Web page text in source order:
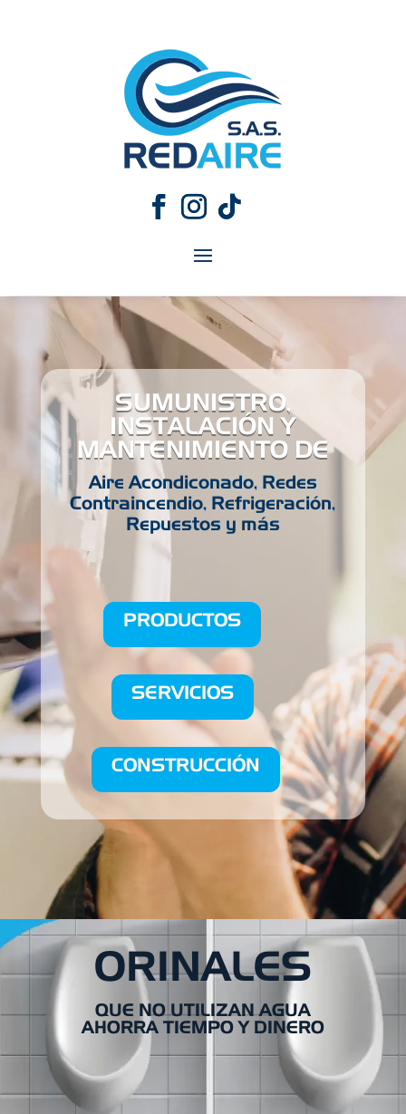
SUMUNISTRO,
INSTALACIÓN Y
MANTENIMIENTO DE
Aire Acondiconado, Redes
Contraincendio, Refrigeración,
Repuestos y más
PRODUCTOS
SERVICIOS
CONSTRUCCIÓN
ORINALES
QUE NO UTILIZAN AGUA
AHORRA TIEMPO Y DINERO